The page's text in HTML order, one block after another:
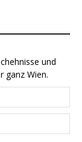
und
ganz Wien.